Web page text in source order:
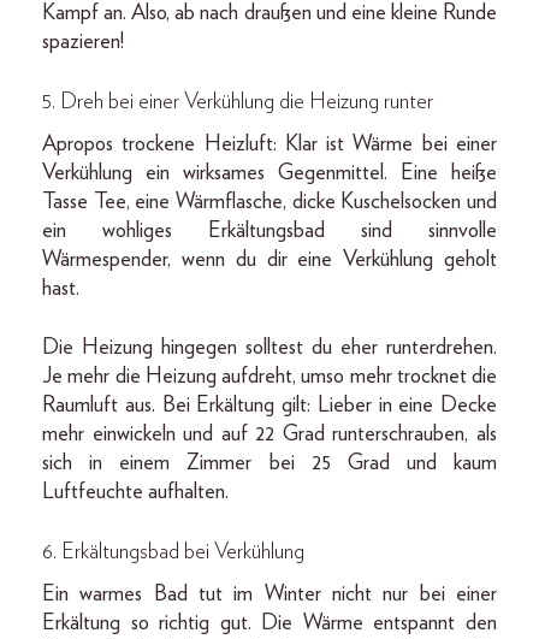
Kampf an. Also, ab nach draußen und eine kleine Runde
spazieren!
5. Dreh bei einer Verkühlung die Heizung runter
Apropos trockene Heizluft: Klar ist Wärme bei einer
Verkühlung ein wirksames Gegenmittel. Eine heiße
Tasse Tee, eine Wärmflasche, dicke Kuschelsocken und
ein wohliges Erkältungsbad sind sinnvolle
Wärmespender, wenn du dir eine Verkühlung geholt
hast.
Die Heizung hingegen solltest du eher runterdrehen.
Je mehr die Heizung aufdreht, umso mehr trocknet die
Raumluft aus. Bei Erkältung gilt: Lieber in eine Decke
mehr einwickeln und auf 22 Grad runterschrauben, als
sich in einem Zimmer bei 25 Grad und kaum
Luftfeuchte aufhalten.
6. Erkältungsbad bei Verkühlung
Ein warmes Bad tut im Winter nicht nur bei einer
Erkältung so richtig gut. Die Wärme entspannt den